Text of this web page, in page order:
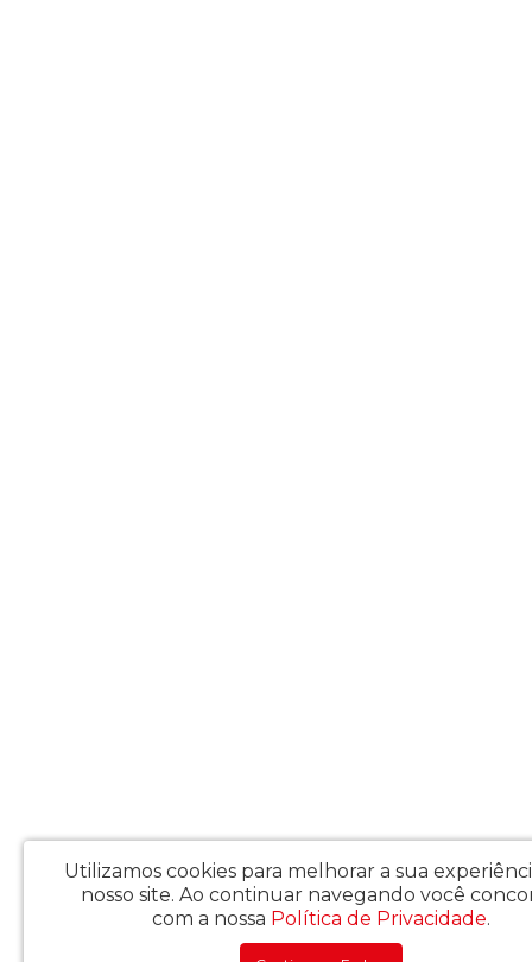
Utilizamos cookies para melhorar a sua
nosso site. Ao continuar navegando você
com a nossa Política de Privacidade.